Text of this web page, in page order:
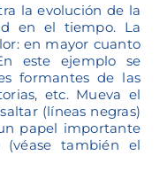
la evolución de la
en el tiempo. La
en mayor cuanto
este ejemplo se
formantes de las
etc. Mueva el
(líneas negras)
papel importante
también el